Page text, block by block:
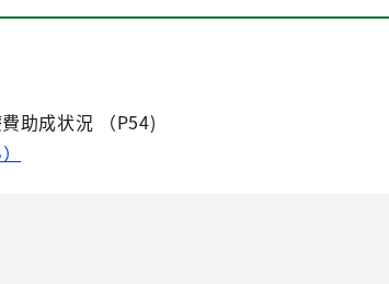
助成状況 （P54)